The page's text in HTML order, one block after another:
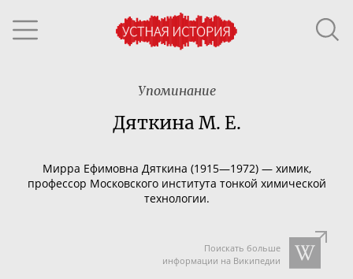
Упоминание
Дяткина М. Е.
Мирра Ефимовна Дяткина (1915—1972) — химик,
профессор Московского института тонкой химической
технологии.
Поискать больше
информации на Википедии